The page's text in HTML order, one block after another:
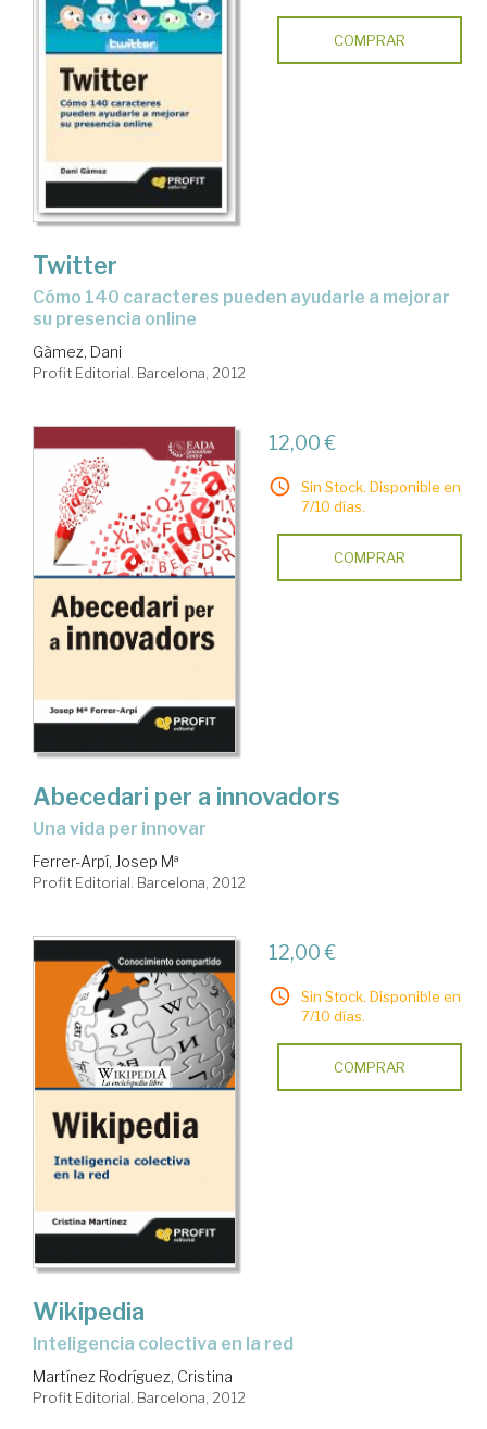
COMPRAR
Twitter
cómo 140 caracteres pueden ayudarle a mejorar
su presencia online
Gàmez, Dani
Profit Editorial. Barcelona, 2012
12,00 €
Sin Stock. Disponible en
7/10 días.
COMPRAR
Abecedari per a innovadors
Una vida per innovar
Ferrer-Arpí, Josep Mª
Profit Editorial. Barcelona, 2012
12,00 €
Sin Stock. Disponible en
7/10 días.
COMPRAR
Wikipedia
Inteligencia colectiva en la red
Martínez Rodríguez, Cristina
Profit Editorial. Barcelona, 2012